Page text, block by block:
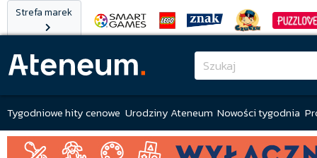
Strefa marek
Tygodniowe hity cenowe Urodziny Ateneum Nowości tygodnia